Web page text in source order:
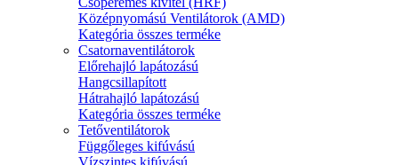
Középnyomású Ventilátorok (AMD)
Kategória összes terméke
Csatornaventilátorok
Előrehajló lapátozású
Hangcsillapított
Hátrahajló lapátozású
Kategória összes terméke
Tetőventilátorok
Függőleges kifúvású
Vízszintes kifúvású